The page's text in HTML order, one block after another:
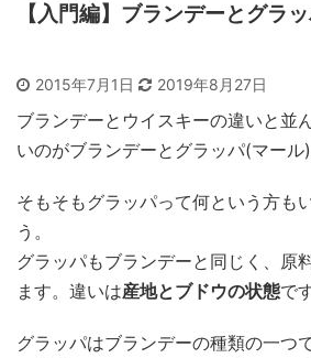
【入門編】ブランデーとグラ
2015年7月1日 2019年8月27日
ブランデーとウイスキーの違いと並
いのがブランデーとグラッパ(マール)
そもそもグラッパって何という方も
う。
グラッパもブランデーと同じく、原
ます。違いは産地とブドウの状態で
グラッパはブランデーの種類の一つ